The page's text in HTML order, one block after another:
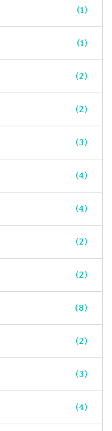
(1)
(1)
(2)
(2)
(3)
(4)
(4)
(2)
(2)
(8)
(2)
(3)
(4)